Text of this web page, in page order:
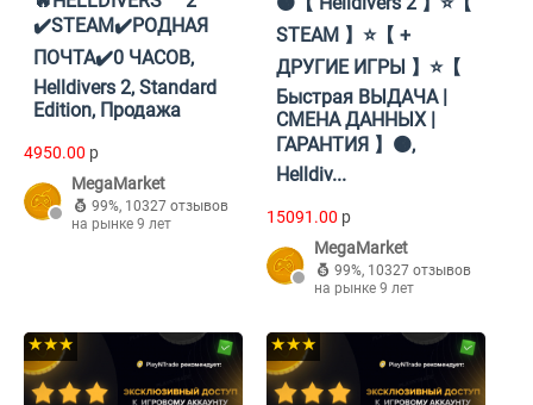
✔️STEAM✔️РОДНАЯ
ПОЧТА✔️0 ЧАСОВ,
Helldivers 2, Standard
Edition, Продажа
4950.00 p
MegaMarket
99%, 10327 отзывов
на рынке 9 лет
STEAM 】⭐【 +
ДРУГИЕ ИГРЫ 】⭐【
Быстрая ВЫДАЧА |
СМЕНА ДАННЫХ |
ГАРАНТИЯ 】🟠,
Helldiv...
15091.00 p
MegaMarket
99%, 10327 отзывов
на рынке 9 лет
★★★ ★★★